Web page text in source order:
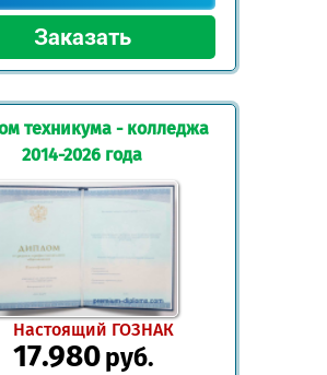
техникума - колледжа
2014-2026 года
Настоящий ГОЗНАК
17.980руб.